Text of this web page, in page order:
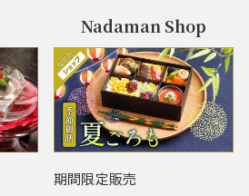
Nadaman Shop
期間限定販売